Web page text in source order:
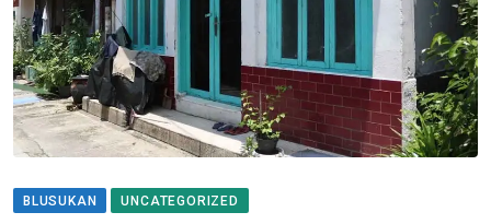
BLUSUKAN UNCATEGORIZED